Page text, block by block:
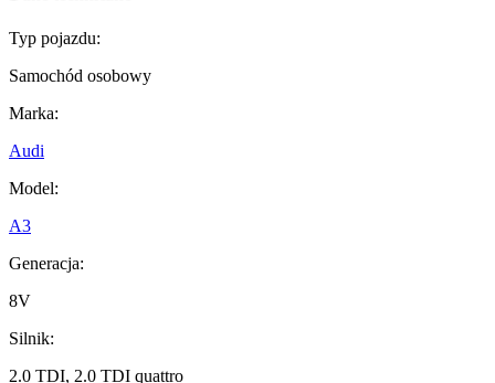
Typ pojazdu:
Samochód osobowy
Marka:
Audi
Model:
A3
Generacja:
8V
Silnik:
2.0 TDI, 2.0 TDI quattro